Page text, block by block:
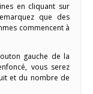
en cliquant sur
que des
commencent à
gauche de la
vous serez
et du nombre de